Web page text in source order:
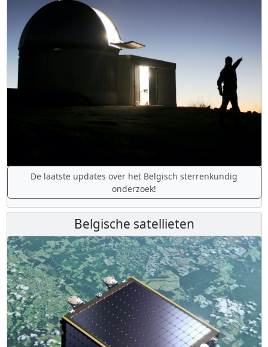
De laatste updates over het Belgisch sterrenkundig
onderzoek!
Belgische satellieten